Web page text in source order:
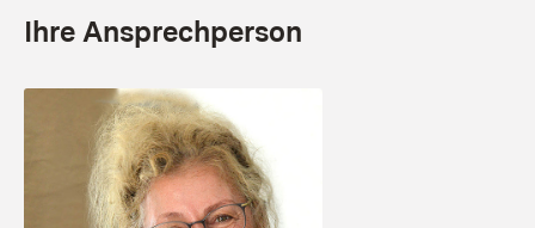
Ihre Ansprechperson